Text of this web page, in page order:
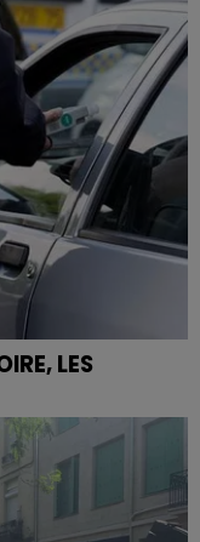
LES